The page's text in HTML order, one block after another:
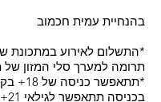
בהנחיית עמית חכמוב
*התשלום לאירוע במתכונת
תרומה למערך סלי המזון של